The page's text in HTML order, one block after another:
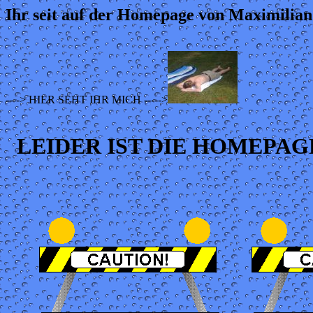
Ihr seit auf der Homepage von
----> HIER SEHT IHR MICH ----->
LEIDER IST DIE